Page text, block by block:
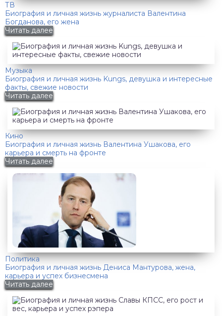
ТВ
Биография и личная жизнь журналиста Валентина
Богданова, его жена
Читать далее
Музыка
Биография и личная жизнь Kungs, девушка и интересные
факты, свежие новости
Читать далее
Кино
Биография и личная жизнь Валентина Ушакова, его
карьера и смерть на фронте
Читать далее
Политика
Биография и личная жизнь Дениса Мантурова, жена,
карьера и успех бизнесмена
Читать далее